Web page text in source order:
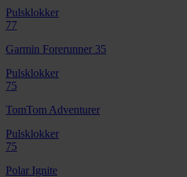
Pulsklokker
77
Garmin Forerunner 35
Pulsklokker
75
TomTom Adventurer
Pulsklokker
75
Polar Ignite